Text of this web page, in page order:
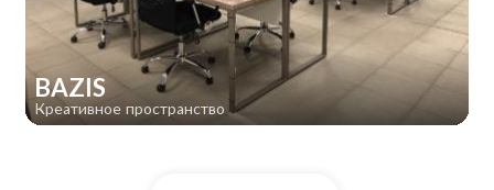
BAZIS
Креативное пространство